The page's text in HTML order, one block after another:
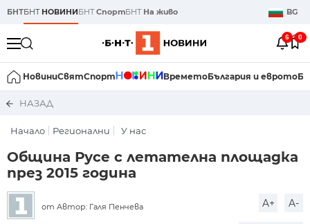
БНТБНТ НОВИНИБНТСпортБНТ На живо BG
6 0
НовиниСвятСпорт ВреметоБългария и еврото
НАЗАД
Начало Регионални У нас
Община Русе с летателна площадка
през 2015 година
от Автор: Галя Пенчева A+ A-